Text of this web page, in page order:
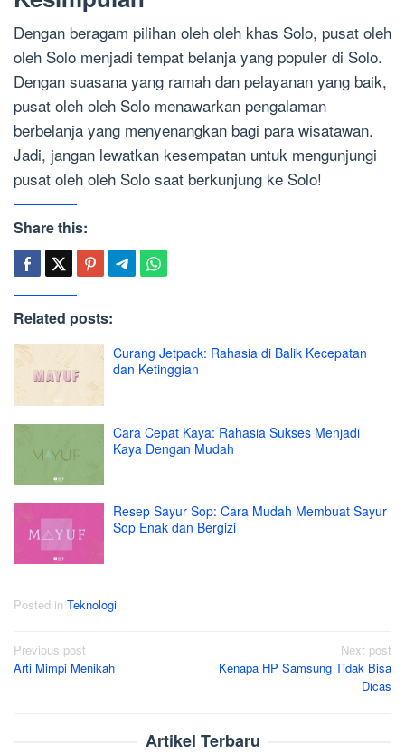
Dengan beragam pilihan oleh oleh khas Solo, pusat oleh
oleh Solo menjadi tempat belanja yang populer di Solo.
Dengan suasana yang ramah dan pelayanan yang baik,
pusat oleh oleh Solo menawarkan pengalaman
berbelanja yang menyenangkan bagi para wisatawan.
Jadi, jangan lewatkan kesempatan untuk mengunjungi
pusat oleh oleh Solo saat berkunjung ke Solo!
Share this:
Related posts:
Curang Jetpack: Rahasia di Balik Kecepatan
dan Ketinggian
Cara Cepat Kaya: Rahasia Sukses Menjadi
Kaya Dengan Mudah
Resep Sayur Sop: Cara Mudah Membuat Sayur
Sop Enak dan Bergizi
Posted in Teknologi
Post
navigation
Previous post
Arti Mimpi Menikah
Next post
Kenapa HP Samsung Tidak Bisa
Dicas
Artikel Terbaru